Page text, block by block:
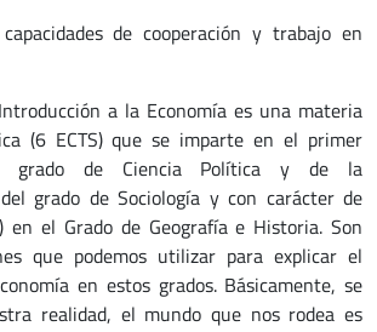
de cooperación y trabajo en
a la Economía es una materia
(6 ECTS) que se imparte en el primer
grado de Ciencia Política y de la
grado de Sociología y con carácter de
el Grado de Geografía e Historia. Son
que podemos utilizar para explicar el
en estos grados. Básicamente, se
realidad, el mundo que nos rodea es